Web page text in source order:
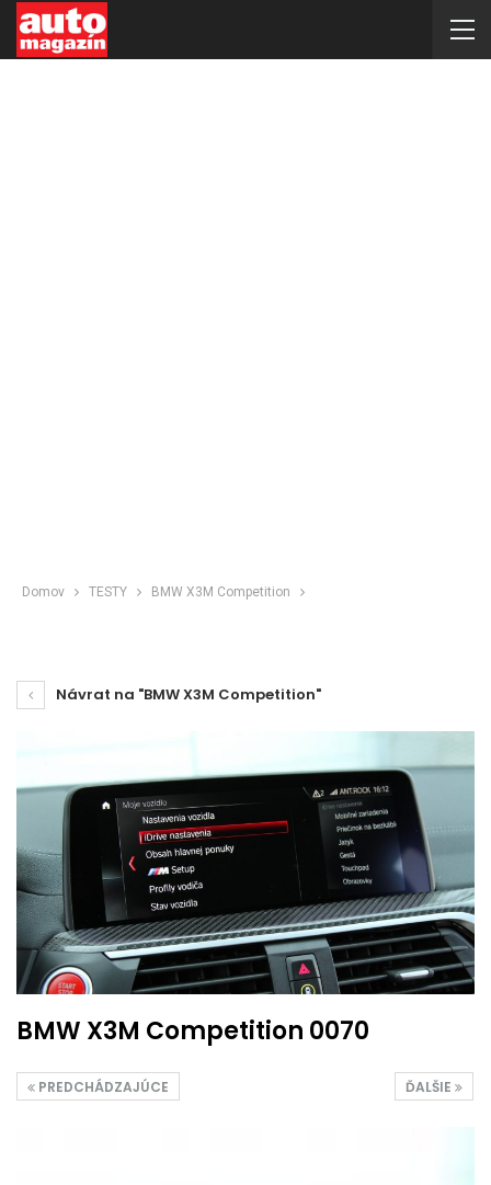
Domov TESTY BMW X3M Competition
Návrat na "BMW X3M Competition"
BMW X3M Competition 0070
ĎALŠIE
PREDCHÁDZAJÚCE